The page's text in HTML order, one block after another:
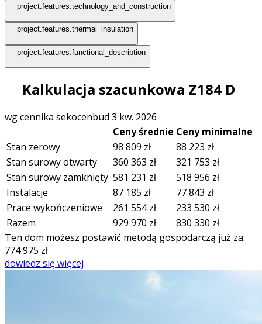
project.features.technology_and_construction
project.features.thermal_insulation
project.features.functional_description
Kalkulacja szacunkowa Z184 D
wg cennika sekocenbud 3 kw. 2026
Ceny średnie Ceny minimalne
Stan zerowy
98 809 zł 88 223 zł
Stan surowy otwarty
360 363 zł 321 753 zł
Stan surowy zamknięty 581 231 zł 518 956 zł
Instalacje
87 185 zł 77 843 zł
Prace wykończeniowe
261 554zł 233 530 zł
Razem
929 970 zł 830 330 zł
Ten dom możesz postawić metodą gospodarczą już za:
774 975 zł
dowiedz się więcej